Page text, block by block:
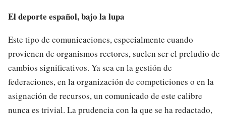
El deporte español, bajo la lupa
Este tipo de comunicaciones, especialmente cuando
provienen de organismos rectores, suelen ser el preludio de
cambios significativos. Ya sea en la gestión de
federaciones, en la organización de competiciones o en la
asignación de recursos, un comunicado de este calibre
nunca es trivial. La prudencia con la que se ha redactado,